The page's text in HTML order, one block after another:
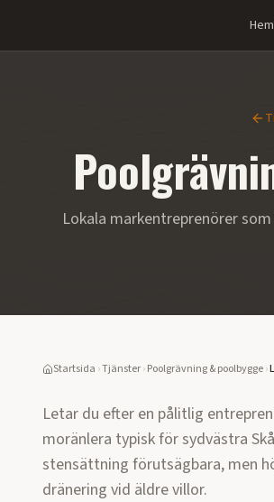
Hem
Lokala markentreprenörer
Startsida ›Tjänster›Poolgrävning & poolbygge›
Letar du efter en pålitlig
moränlera typisk för sydvästra
stensättning förutsägbara, men
dränering vid äldre villor.